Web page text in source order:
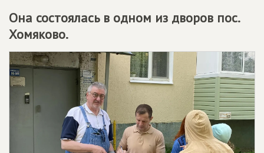
Она состоялась в одном из дворов пос.
Хомяково.